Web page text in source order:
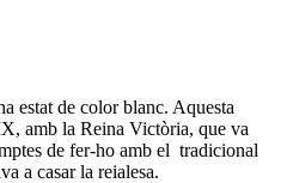
estat de color blanc. Aquesta
amb la Reina Victòria, que va
de fer-ho amb el tradicional
a casar la reialesa.